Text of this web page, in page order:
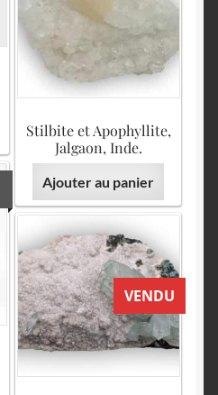
Stilbite et Apophyllite,
Jalgaon, Inde.
Ajouter au panier
VENDU